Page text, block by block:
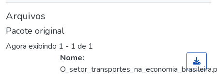
Arquivos
Pacote original
Agora exibindo 1 - 1 de 1
Nome: